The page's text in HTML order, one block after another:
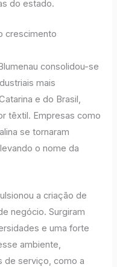
do estado.
crescimento
consolidou-se
mais
e do Brasil,
têxtil. Empresas como
se tornaram
o nome da
a criação de
negócio. Surgiram
e uma forte
ambiente,
de serviço, como a